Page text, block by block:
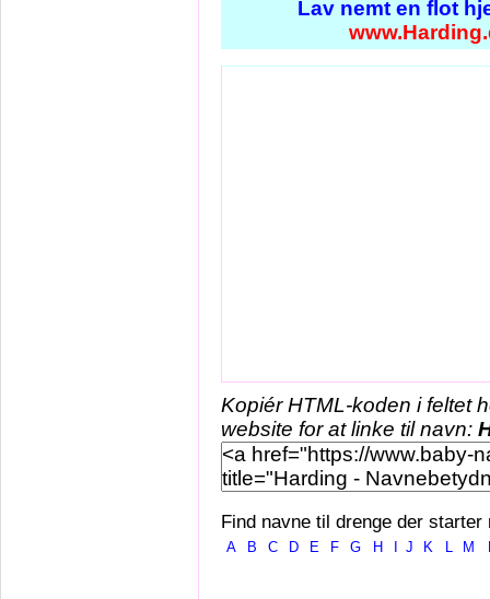
Lav nemt en flot
Kopiér HTML-koden i feltet
website for at linke til navn:
Find navne til drenge der starter
A B C D E F G H J K L M